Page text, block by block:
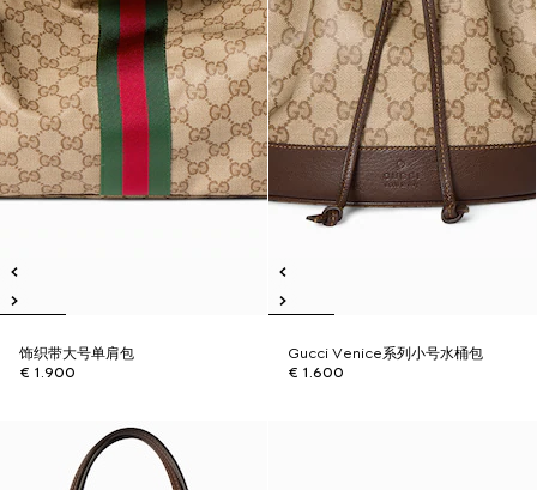
饰织带大号单肩包
€ 1.900
Gucci Venice系列小号水桶包
€ 1.600